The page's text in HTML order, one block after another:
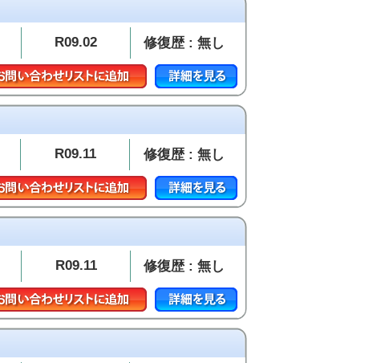
R09.02 修復歴 : 無し
R09.11 修復歴 : 無し
R09.11 修復歴 : 無し